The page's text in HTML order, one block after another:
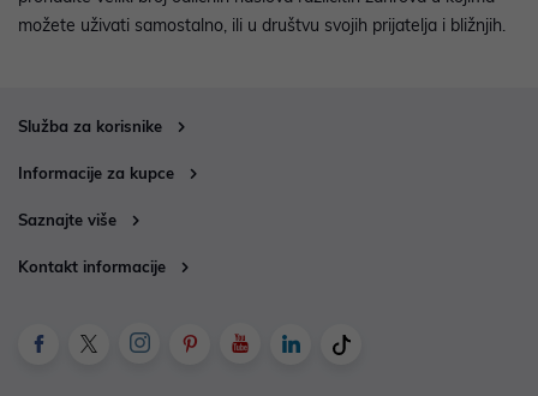
možete uživati samostalno, ili u društvu svojih prijatelja i bližnjih.
Služba za korisnike
Informacije za kupce
Saznajte više
Kontakt informacije